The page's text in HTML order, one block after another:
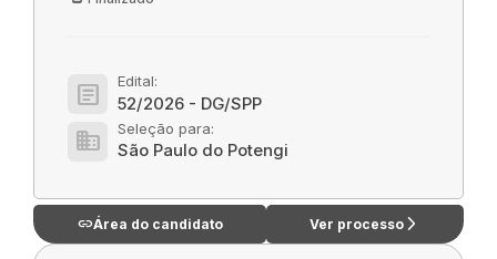
article Edital:
52/2026 - DG/SPP
domain Seleção para:
São Paulo do Potengi
linkÁrea do candidato Ver processo arrow_forward_ios